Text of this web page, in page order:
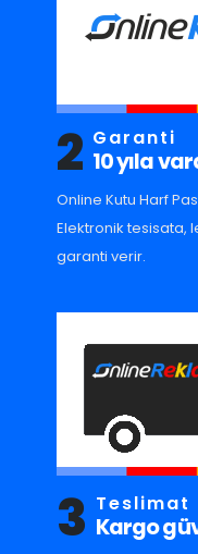
2 Garanti
10 yıla
Online Kutu Harf
Elektronik tesisata,
garanti verir.
3 Teslimat
Kargo